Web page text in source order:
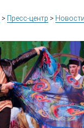
> Пресс-центр > Новости